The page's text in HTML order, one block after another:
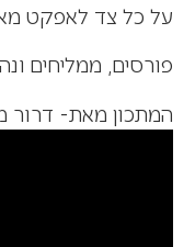
על כל צד לאפקט
פורסים, ממליחים
המתכון מאת-